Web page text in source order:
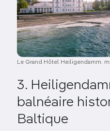
Le Grand Hôtel Heiligendamm.
3.
balnéaire
Baltique